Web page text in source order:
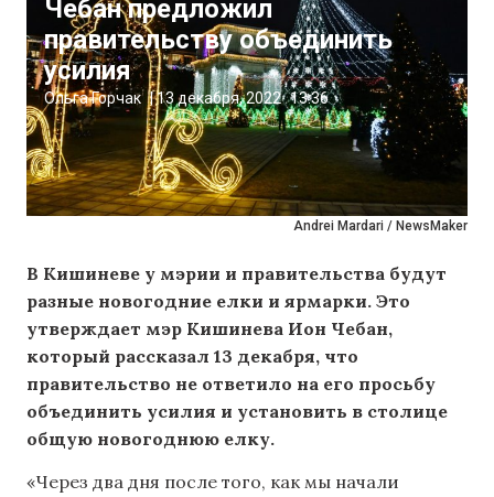
Andrei Mardari / NewsMaker
Чебан предложил
правительству объединить
усилия
Ольга Горчак |13 декабря, 2022 13:36
В Кишиневе у мэрии и правительства будут
разные новогодние елки и ярмарки. Это
утверждает мэр Кишинева Ион Чебан,
который рассказал 13 декабря, что
правительство не ответило на его просьбу
объединить усилия и установить в столице
общую новогоднюю елку.
«Через два дня после того, как мы начали